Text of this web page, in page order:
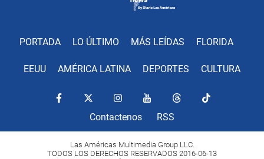
PORTADA LO ÚLTIMO MÁS LEÍDAS FLORIDA
EEUU AMÉRICA LATINA DEPORTES CULTURA
Contactenos RSS
Las Américas Multimedia Group LLC.
TODOS LOS DERECHOS RESERVADOS 2016-06-13